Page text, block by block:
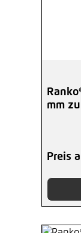
Ranko®
mm
Preis